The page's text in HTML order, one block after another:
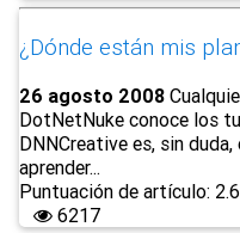
¿Dónde están mis
26 agosto 2008
DotNetNuke conoce los
DNNCreative es, sin
aprender...
Puntuación de artículo: 2.6
6217